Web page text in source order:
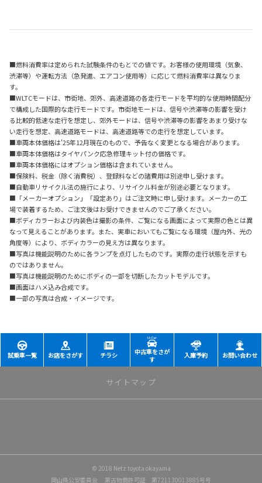
■燃料消費率は定められた試験条件のもとでの値です。お客様の使用環境（気象、
渋滞等）や運転方法（急発進、エアコン使用等）に応じて燃料消費率は異なりま
す。
■WLTCモードは、市街地、郊外、高速道路の各走行モードを平均的な使用時間配分
で構成した国際的な走行モードです。市街地モードは、信号や渋滞等の影響を受け
る比較的低速な走行を想定し、郊外モードは、信号や渋滞等の影響をあまり受けな
い走行を想定、高速道路モードは、高速道路等での走行を想定しています。
■車両本体価格は'25年12月現在のもので、予告なく変更となる場合があります。
■車両本体価格はタイヤパンク応急修理キット付の価格です。
■車両本体価格にはオプション価格は含まれていません。
■保険料、税金（除く消費税）、登録料などの諸費用は別途申し受けます。
■自動車リサイクル法の施行により、リサイクル料金が別途必要となります。
■「メーカーオプション」「設定あり」はご注文時に申し受けます。メーカーの工
場で装着するため、ご注文後はお受けできませんのでご了承ください。
■ボディカラーおよび内装色は撮影の条件、ご覧になる画面によって実際の色とは異
なって見えることがあります。また、実車においてもご覧になる環境（屋内外、光の
角度等）により、ボディカラーの見え方は異なります。
■写真は機能説明のために各ランプを点灯したものです。実際の走行状態を示すも
のではありません。
■写真は機能説明のためにボディの一部を切断したカットモデルです。
■画面はハメ込み合成です。
■一部の写真は合成・イメージです。
試乗車一覧 お店をさがす チラシ
中古車をさが
す
入庫予約 お問い合わせ
サイトマップ
© 2018 Netz toyota okayama
岡山県公安委員会 第古物商許可証 第721130013885号号